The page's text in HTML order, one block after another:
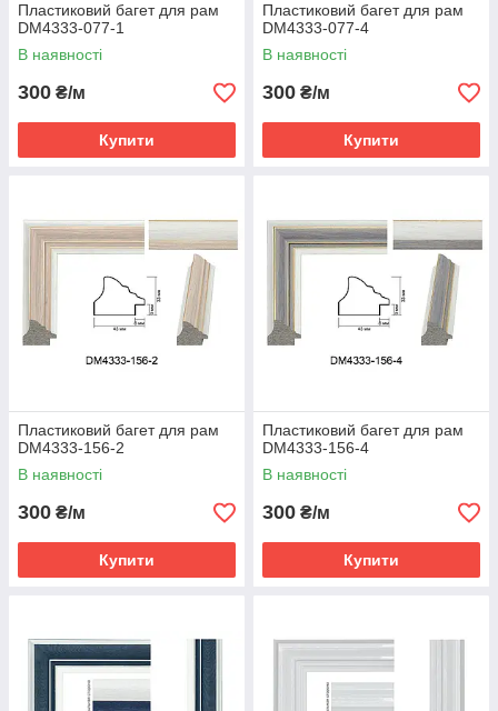
Пластиковий багет для рам
DM4333-077-1
В наявності
300 ₴/м
Купити
Пластиковий багет для рам
DM4333-077-4
В наявності
300 ₴/м
Купити
Пластиковий багет для рам
DM4333-156-2
В наявності
300 ₴/м
Купити
Пластиковий багет для рам
DM4333-156-4
В наявності
300 ₴/м
Купити